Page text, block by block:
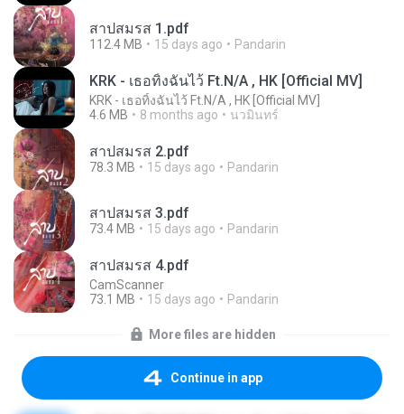
สาปสมรส 1.pdf
112.4 MB 15 days ago Pandarin
KRK - เธอทิ้งฉันไว้ Ft.N/A , HK [Official MV]
KRK - เธอทิ้งฉันไว้ Ft.N/A , HK [Official MV]
4.6 MB
8 months ago นวมินทร์
สาปสมรส 2.pdf
78.3 MB 15 days ago Pandarin
สาปสมรส 3.pdf
73.4 MB 15 days ago Pandarin
สาปสมรส 4.pdf
CamScanner
73.1 MB
15 days ago Pandarin
More files are hidden
Continue in app